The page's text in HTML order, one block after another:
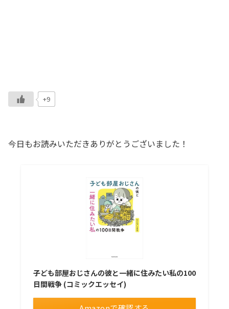
+9
今日もお読みいただきありがとうございました！
子ども部屋おじさんの彼と一緒に住みたい私の100
日間戦争 (コミックエッセイ)